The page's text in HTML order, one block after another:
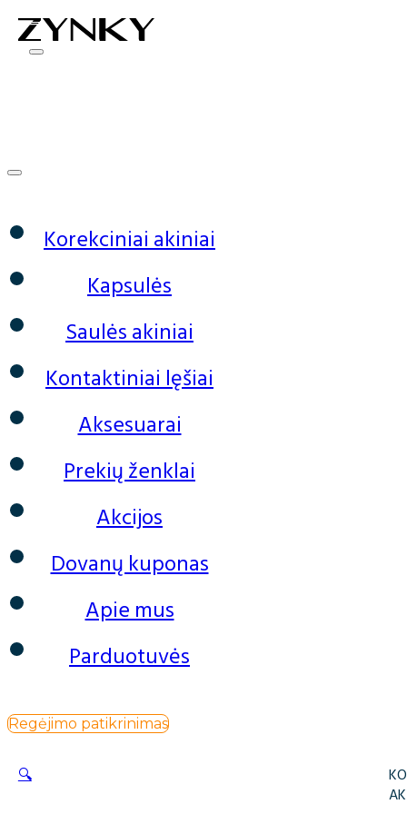
0
Korekciniai akiniai
Kapsulės
Saulės akiniai
Kontaktiniai lęšiai
Aksesuarai
Prekių ženklai
Akcijos
Dovanų kuponas
Apie mus
Parduotuvės
Regėjimo patikrinimas
🔍